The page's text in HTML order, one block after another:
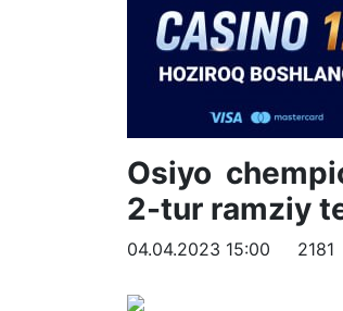
Osiyo
2-tur ramziy
04.04.2023 15:00 2181